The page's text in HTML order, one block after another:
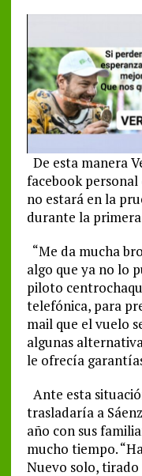
De esta manera
facebook personal
no estará en la
durante la
“Me da mucha
algo que ya no lo
piloto
telefónica, para
mail que el vuelo
algunas
le ofrecía
Ante esta
trasladaría a
año con sus
mucho tiempo.
Nuevo solo,